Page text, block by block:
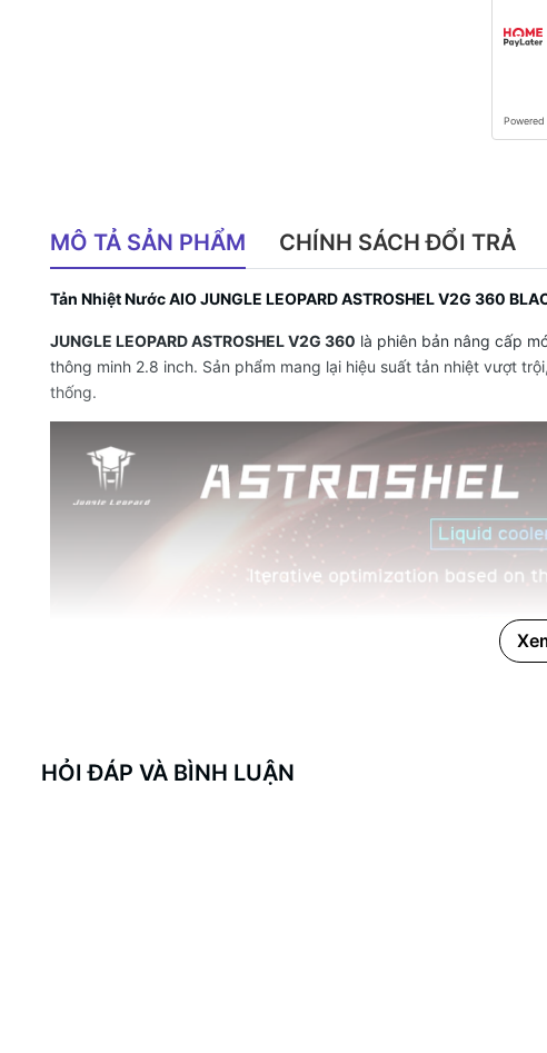
MÔ TẢ SẢN PHẨM CHÍNH SÁCH ĐỔI TRẢ
Tản Nhiệt Nước AIO JUNGLE LEOPARD ASTROSHEL V2G 360
JUNGLE LEOPARD ASTROSHEL V2G 360 là phiên bản nâng cấp
thông minh 2.8 inch. Sản phẩm mang lại hiệu suất tản nhiệt vượt
thống.
HỎI ĐÁP VÀ BÌNH LUẬN